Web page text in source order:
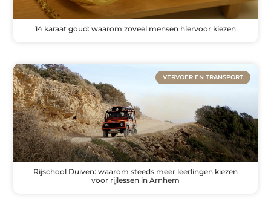
14 karaat goud: waarom zoveel mensen hiervoor kiezen
VERVOER EN TRANSPORT
Rijschool Duiven: waarom steeds meer leerlingen kiezen
voor rijlessen in Arnhem